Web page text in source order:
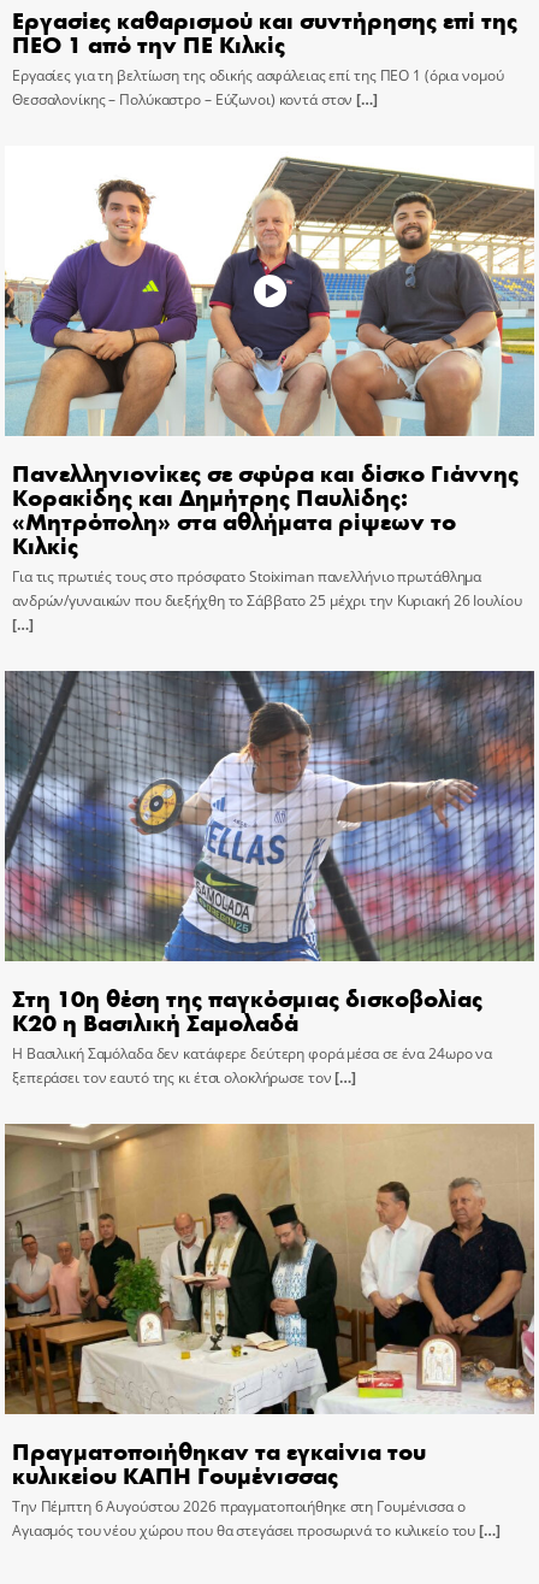
Εργασίες καθαρισμού και συντήρησης επί της
ΠΕΟ 1 από την ΠΕ Κιλκίς
Εργασίες για τη βελτίωση της οδικής ασφάλειας επί της ΠΕΟ 1 (όρια νομού
Θεσσαλονίκης – Πολύκαστρο – Εύζωνοι) κοντά στον […]
Πανελληνιονίκες σε σφύρα και δίσκο Γιάννης
Κορακίδης και Δημήτρης Παυλίδης:
«Μητρόπολη» στα αθλήματα ρίψεων το
Κιλκίς
Για τις πρωτιές τους στο πρόσφατο Stoiximan πανελλήνιο πρωτάθλημα
ανδρών/γυναικών που διεξήχθη το Σάββατο 25 μέχρι την Κυριακή 26 Ιουλίου
[…]
Στη 10η θέση της παγκόσμιας δισκοβολίας
Κ20 η Βασιλική Σαμολαδά
Η Βασιλική Σαμόλαδα δεν κατάφερε δεύτερη φορά μέσα σε ένα 24ωρο να
ξεπεράσει τον εαυτό της κι έτσι ολοκλήρωσε τον[…]
Πραγματοποιήθηκαν τα εγκαίνια του
κυλικείου ΚΑΠΗ Γουμένισσας
Την Πέμπτη 6 Αυγούστου 2026 πραγματοποιήθηκε στη Γουμένισσα ο
Αγιασμός του νέου χώρου που θα στεγάσει προσωρινά το κυλικείο του[…]